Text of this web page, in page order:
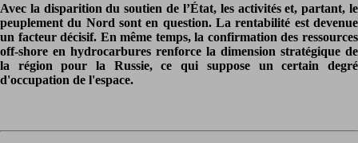
Avec la disparition du soutien de l’État, les activités et, partant, le
peuplement du Nord sont en question. La rentabilité est devenue
un facteur décisif. En même temps, la confirmation des ressources
off-shore en hydrocarbures renforce la dimension stratégique de
la région pour la Russie, ce qui suppose un certain degré
d'occupation de l'espace.